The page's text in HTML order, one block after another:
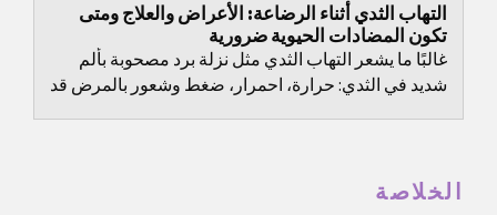
التهاب الثدي أثناء الرضاعة: الأعراض والعلاج ومتى
تكون المضادات الحيوية ضرورية
غالبًا ما يشعر التهاب الثدي مثل نزلة برد مصحوبة بألم
شديد في الثدي: حرارة، احمرار، ضغط وشعور بالمرض قد
الخلاصة